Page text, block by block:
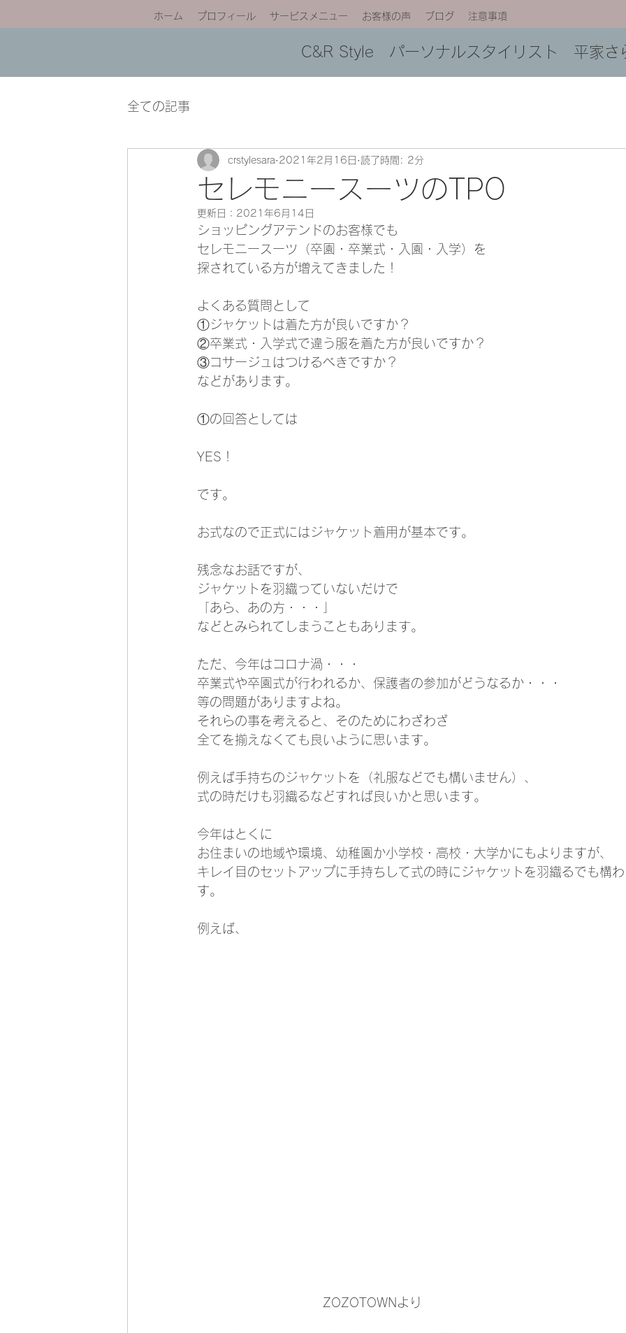
ホーム プロフィール サービスメニュー お客様の声 ブログ 注意事項
C&R Style パーソナルスタイリスト 平家さ
全ての記事
セレモニースーツのTPO
crstylesara 2021年2月16日 読了時間: 2分
更新日： 2021年6月14日
ショッピングアテンドのお客様でも
セレモニースーツ（卒園・卒業式・入園・入学）を
探されている方が増えてきました！
よくある質問として
①ジャケットは着た方が良いですか？
②卒業式・入学式で違う服を着た方が良いですか？
③コサージュはつけるべきですか？
などがあります。
①の回答としては
YES！
です。
お式なので正式にはジャケット着用が基本です。
残念なお話ですが、
ジャケットを羽織っていないだけで
「あら、あの方・・・」
などとみられてしまうこともあります。
ただ、今年はコロナ渦・・・
卒業式や卒園式が行われるか、保護者の参加がどうなるか・・・
等の問題がありますよね。
それらの事を考えると、そのためにわざわざ
全てを揃えなくても良いように思います。
例えば手持ちのジャケットを（礼服などでも構いません）、
式の時だけも羽織るなどすれば良いかと思います。
今年はとくに
お住まいの地域や環境、幼稚園か小学校・高校・大学かにもよりますが、
キレイ目のセットアップに手持ちして式の時にジャケットを羽織るでも構
す。
例えば、
ZOZOTOWNより